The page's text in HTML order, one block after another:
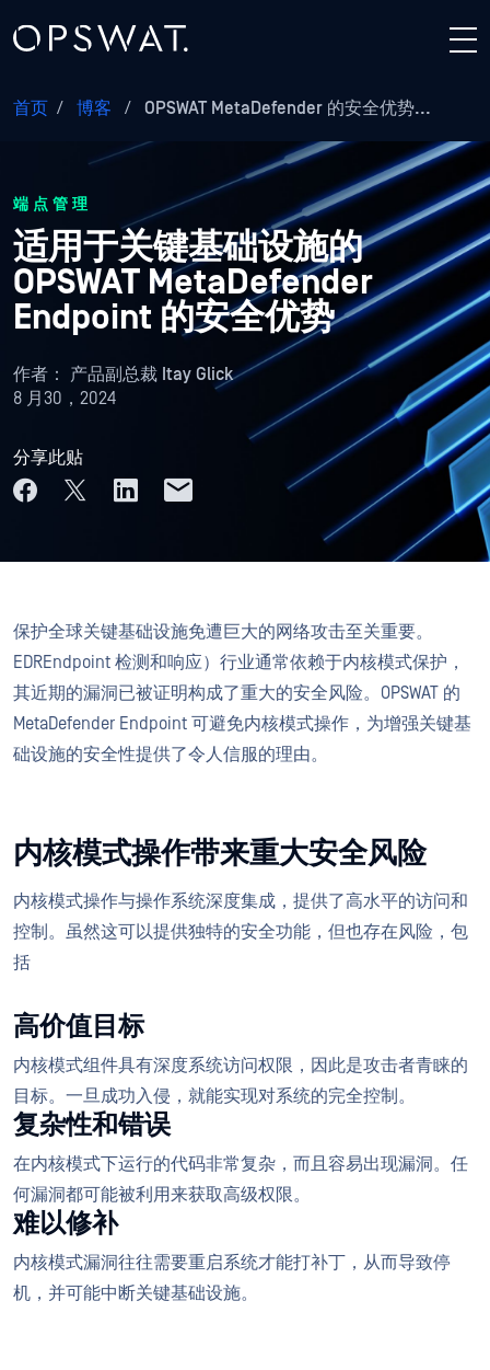
首页 / 博客 / OPSWAT MetaDefender 的安全优势...
端点管理
适用于关键基础设施的
OPSWAT MetaDefender
Endpoint 的安全优势
作者： 产品副总裁 Itay Glick
8 月30，2024
分享此贴
保护全球关键基础设施免遭巨大的网络攻击至关重要。
EDREndpoint 检测和响应）行业通常依赖于内核模式保护，
其近期的漏洞已被证明构成了重大的安全风险。OPSWAT 的
MetaDefender Endpoint 可避免内核模式操作，为增强关键基
础设施的安全性提供了令人信服的理由。
内核模式操作带来重大安全风险
内核模式操作与操作系统深度集成，提供了高水平的访问和
控制。虽然这可以提供独特的安全功能，但也存在风险，包
括
高价值目标
内核模式组件具有深度系统访问权限，因此是攻击者青睐的
目标。一旦成功入侵，就能实现对系统的完全控制。
复杂性和错误
在内核模式下运行的代码非常复杂，而且容易出现漏洞。任
何漏洞都可能被利用来获取高级权限。
难以修补
内核模式漏洞往往需要重启系统才能打补丁，从而导致停
机，并可能中断关键基础设施。